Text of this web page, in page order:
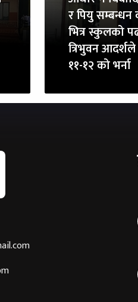
र पियु सम्बन्धन
भित्र स्कुलको
त्रिभुवन
११-१२ को भर्ना